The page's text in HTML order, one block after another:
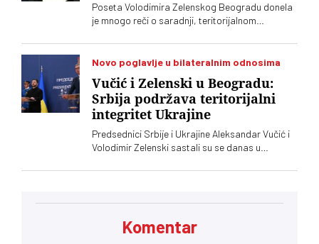
Poseta Volodimira Zelenskog Beogradu donela
je mnogo reči o saradnji, teritorijalnom
ostala gotovo netaknuta – srpsko oružje koje
preko posrednika stiže u Ukrajinu. Vučić i
iako je jasno da obojica znaju o čemu je reč
Novo poglavlje u bilateralnim odnosima
Vučić i Zelenski u Beogradu:
Srbija podržava teritorijalni
integritet Ukrajine
Predsednici Srbije i Ukrajine Aleksandar Vučić i
Volodimir Zelenski sastali su se danas u
odnosima, trgovini, energetici, infrastrukturi i
podržava teritorijalni integritet Ukrajine
Komentar